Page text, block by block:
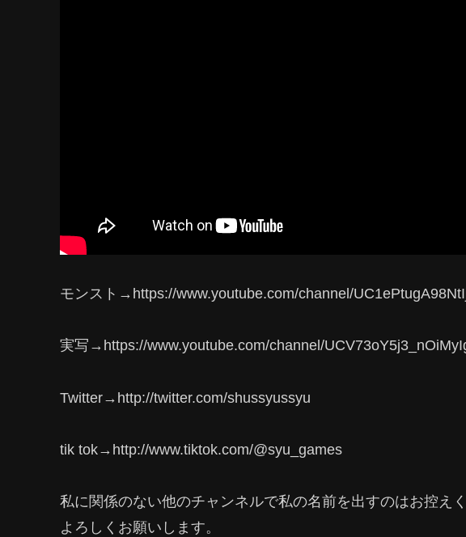
モンスト→https://www.youtube.com/channel/
実写→https://www.youtube.com/channel/
Twitter→http://twitter.com/shussyussyu
tik tok→http://www.tiktok.com/@syu_games
私に関係のない他のチャンネルで私の名前を出すのはお控えく
よろしくお願いします。